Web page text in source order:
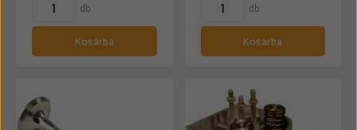
db
Kosárba
db
Kosárba